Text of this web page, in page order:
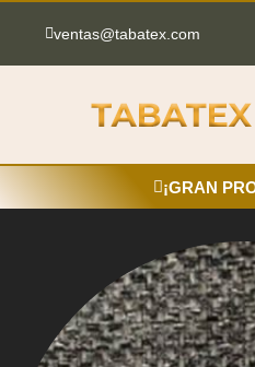
ventas@tabatex.com
¡GRAN